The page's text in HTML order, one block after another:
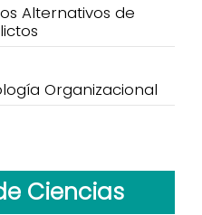
Alternativos de
Organizacional
Ciencias